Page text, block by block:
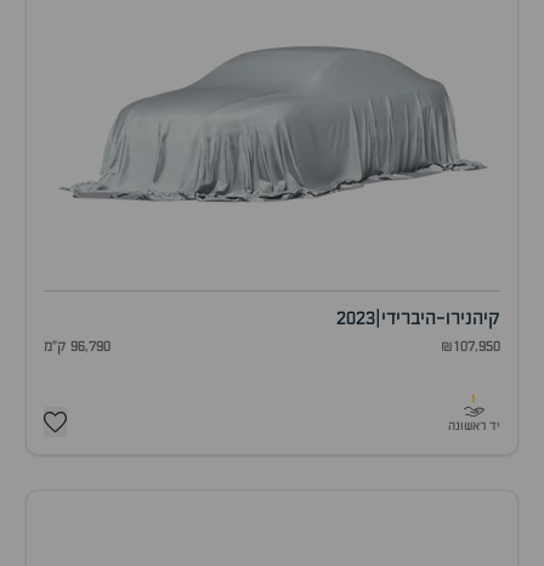
קיהנירו-היברידי 2023
₪107,950 96,790 ק"מ
1
יד ראשונה